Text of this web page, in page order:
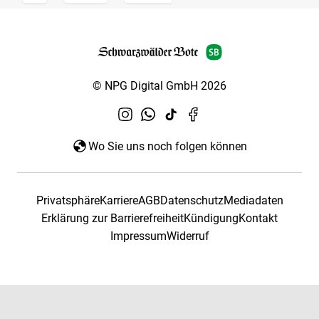
© NPG Digital GmbH 2026
Wo Sie uns noch folgen können
PrivatsphäreKarriereAGBDatenschutzMediadaten
Erklärung zur BarrierefreiheitKündigungKontakt
ImpressumWiderruf